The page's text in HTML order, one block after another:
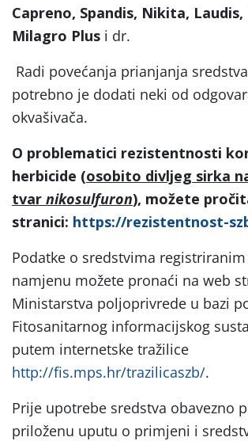
Capreno, Spandis, Nikita, Laudis,
Milagro Plus i dr.
Radi povećanja prianjanja
potrebno je dodati neki od
okvašivača.
O problematici rezistentnosti
herbicide (osobito divljeg sirka
tvar nikosulfuron), možete
stranici: https://rezistentnost-
Podatke o sredstvima registriranim
namjenu možete pronaći na web
Ministarstva poljoprivrede u bazi
Fitosanitarnog informacijskog
putem internetske tražilice
http://fis.mps.hr/trazilicaszb/.
Prije upotrebe sredstva obavezno
priloženu uputu o primjeni i